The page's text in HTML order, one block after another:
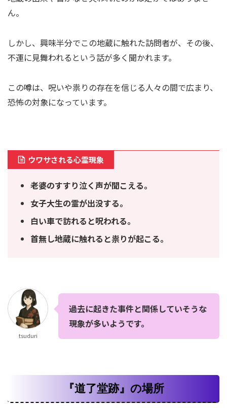
ん。
しかし、興味半分でこの地蔵に触れた訪問者が、その後、
不運に見舞われるという話が多く聞かれます。
この噂は、呪いや祟りの存在を信じる人々の間で広まり、
恐怖の対象になっています。
ウワサされる心霊現象
老婆のすすり泣く声が聞こえる。
女子大生の霊が出没する。
白い車で訪れると呪われる。
首無し地蔵に触れると祟りが起こる。
tsuduri
過去に起きた事件と関係していそうな
現象が多いようです。
『道了堂跡』の場所